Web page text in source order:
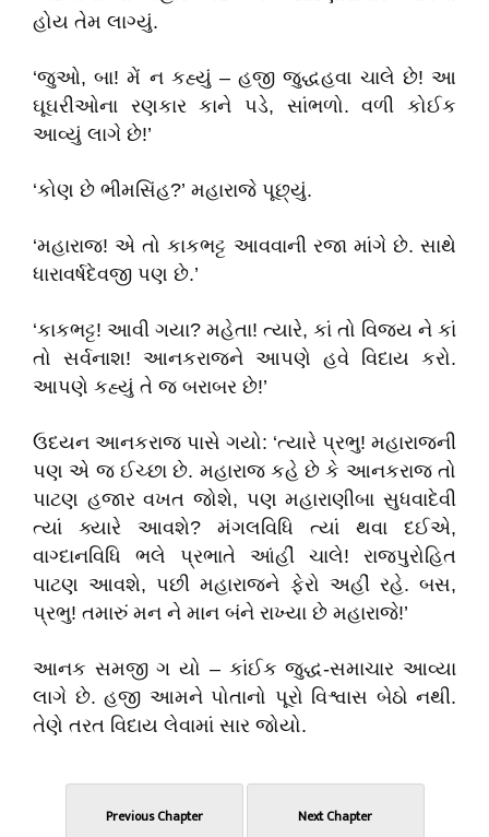
હોય તેમ લાગ્યું.
‘જુઓ, બા! મેં ન કહ્યું – હજી જુદ્ધહવા ચાલે છે! આ
ઘૂઘરીઓના રણકાર કાને પડે, સાંભળો. વળી કોઈક
આવ્યું લાગે છે!’
‘કોણ છે ભીમસિંહ?’ મહારાજે પૂછ્યું.
‘મહારાજ! એ તો કાકભટ્ટ આવવાની રજા માંગે છે. સાથે
ધારાવર્ષદેવજી પણ છે.’
‘કાકભટ્ટ! આવી ગયા? મહેતા! ત્યારે, કાં તો વિજય ને કાં
તો સર્વનાશ! આનકરાજને આપણે હવે વિદાય કરો.
આપણે કહ્યું તે જ બરાબર છે!’
ઉદયન આનકરાજ પાસે ગયો: ‘ત્યારે પ્રભુ! મહારાજની
પણ એ જ ઈચ્છા છે. મહારાજ કહે છે કે આનકરાજ તો
પાટણ હજાર વખત જોશે, પણ મહારાણીબા સુધવાદેવી
ત્યાં ક્યારે આવશે? મંગલવિધિ ત્યાં થવા દઈએ,
વાગ્દાનવિધિ ભલે પ્રભાતે આંહીં ચાલે! રાજપુરોહિત
પાટણ આવશે, પછી મહારાજને ફેરો અહીં રહે. બસ,
પ્રભુ! તમારું મન ને માન બંને રાખ્યા છે મહારાજે!’
આનક સમજી ગ યો – કાંઈક જુદ્ધ-સમાચાર આવ્યા
લાગે છે. હજી આમને પોતાનો પૂરો વિશ્વાસ બેઠો નથી.
તેણે તરત વિદાય લેવામાં સાર જોયો.
Previous Chapter Next Chapter